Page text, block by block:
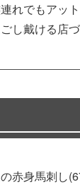
れでもアッ
し戴ける店
赤身馬刺し